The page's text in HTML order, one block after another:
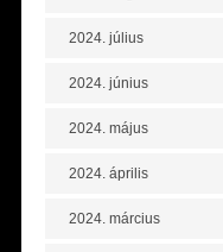
2024. július
2024. június
2024. május
2024. április
2024. március